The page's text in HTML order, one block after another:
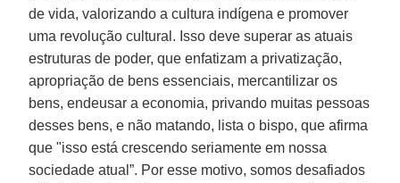
de vida, valorizando a cultura indígena e promover
uma revolução cultural. Isso deve superar as atuais
estruturas de poder, que enfatizam a privatização,
apropriação de bens essenciais, mercantilizar os
bens, endeusar a economia, privando muitas pessoas
desses bens, e não matando, lista o bispo, que afirma
que "isso está crescendo seriamente em nossa
sociedade atual”. Por esse motivo, somos desafiados